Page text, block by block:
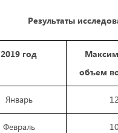
Результаты
2019 год
объем
Январь
Февраль